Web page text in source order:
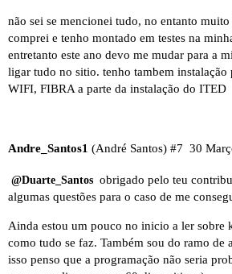
não sei se mencionei tudo, no entanto muito
comprei e tenho montado em testes na
entretanto este ano devo me mudar para a
ligar tudo no sitio. tenho tambem instalação
WIFI, FIBRA a parte da instalação do ITED
Andre_Santos1 (André Santos) 30
#7
@Duarte_Santos obrigado pelo teu
algumas questões para o caso de me
Ainda estou um pouco no inicio a ler sobre
como tudo se faz. Também sou do ramo de
isso penso que a programação não seria